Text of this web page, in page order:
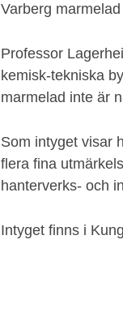
Varberg
Professor
kemisk-tekniska
marmelad inte är
Som intyget visar
flera fina
hanterverks- och
Intyget finns i